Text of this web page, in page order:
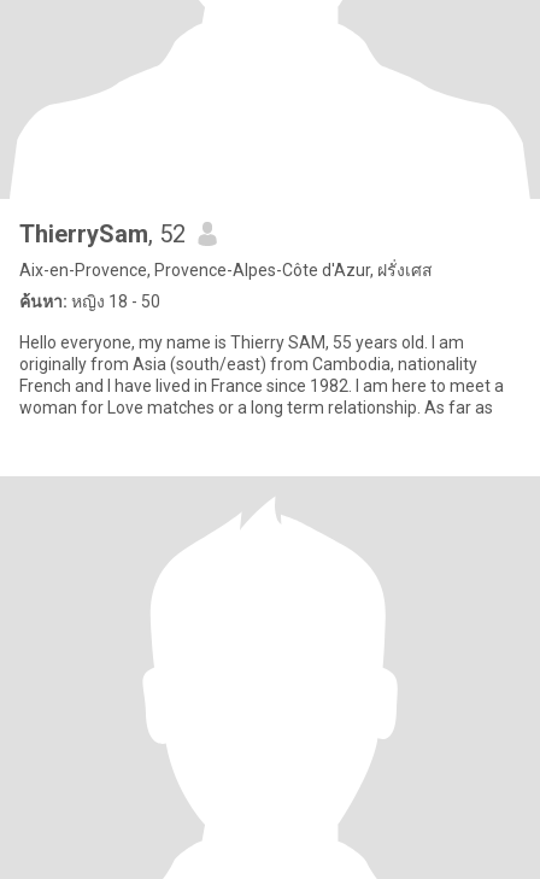
ThierrySam, 52
Aix-en-Provence, Provence-Alpes-Côte d'Azur, ฝรั่งเศส
ค้นหา: หญิง 18 - 50
Hello everyone, my name is Thierry SAM, 55 years old. I am
originally from Asia (south/east) from Cambodia, nationality
French and I have lived in France since 1982. I am here to meet a
woman for Love matches or a long term relationship. As far as